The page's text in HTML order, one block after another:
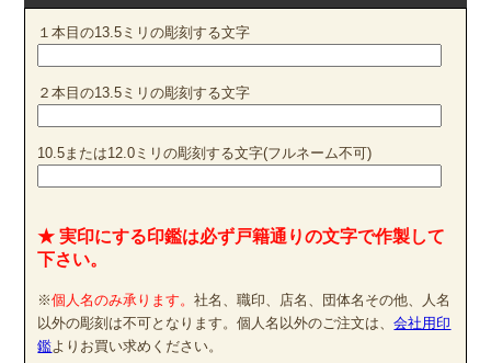
１本目の13.5ミリの彫刻する文字
２本目の13.5ミリの彫刻する文字
10.5または12.0ミリの彫刻する文字(フルネーム不可)
★ 実印にする印鑑は必ず戸籍通りの文字で作製して
下さい。
※個人名のみ承ります。社名、職印、店名、団体名その他、人名
以外の彫刻は不可となります。個人名以外のご注文は、会社用印
鑑よりお買い求めください。